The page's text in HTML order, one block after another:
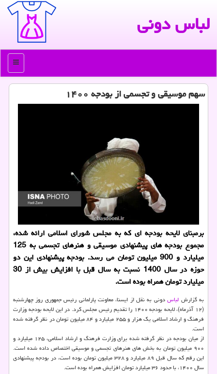
لباس دونی
منو
سهم موسیقی و تجسمی از بودجه ۱۴۰۰
برمبنای لایحه بودجه ای که به مجلس شورای اسلامی ارائه شده،
مجموع بودجه های پیشنهادی موسیقی و هنرهای تجسمی به 125
میلیارد و 900 میلیون تومان می رسد. بودجه پیشنهادی این دو
حوزه در سال 1400 نسبت به سال قبل با افزایش بیش از 30
میلیارد تومان همراه بوده است.
به گزارش لباسدونی به نقل از ایسنا، معاونت پارلمانی رئیس جمهوری روز چهارشنبه
(۱۲ آذرماه)، لایحه بودجه ۱۴۰۰ را تقدیم رئیس مجلس کرد. در این لایحه بودجه وزارت
فرهنگ و ارشاد اسلامی یک هزار و ۲۵۵ میلیارد و ۸۴ میلیون تومان در نظر گرفته شده
است.
از میان بودجه در نظر گرفته شده برای وزارت فرهنگ و ارشاد اسلامی، ۱۲۵ میلیارد و
۹۰۰ میلیون تومان به بخش های هنرهای تجسمی و موسیقی اختصاص داده شده است.
این رقم که سال قبل ۸۹ میلیارد و ۳۲۸ میلیون تومان بوده است، در بودجه پیشنهادی
سال ۱۴۰۰، با حدود ۳۶ میلیارد تومان افزایش همراه بوده است.